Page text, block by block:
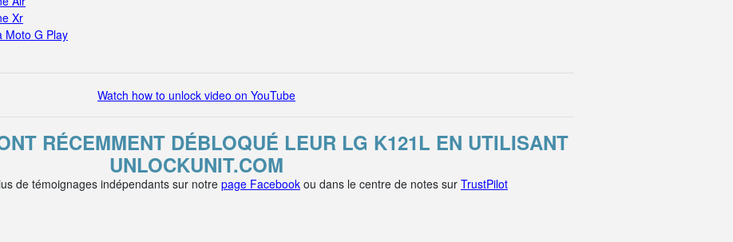
Xr
Moto G Play
Watch how to unlock video on YouTube
RÉCEMMENT DÉBLOQUÉ LEUR LG K121L EN UTILISANT
UNLOCKUNIT.COM
de témoignages indépendants sur notre page Facebook ou dans le centre de notes sur TrustPilot